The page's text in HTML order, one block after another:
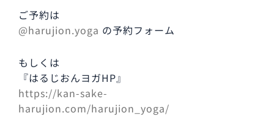
ご予約は
@harujion.yoga の予約フォーム
もしくは
『はるじおんヨガHP』
https://kan-sake-
harujion.com/harujion_yoga/